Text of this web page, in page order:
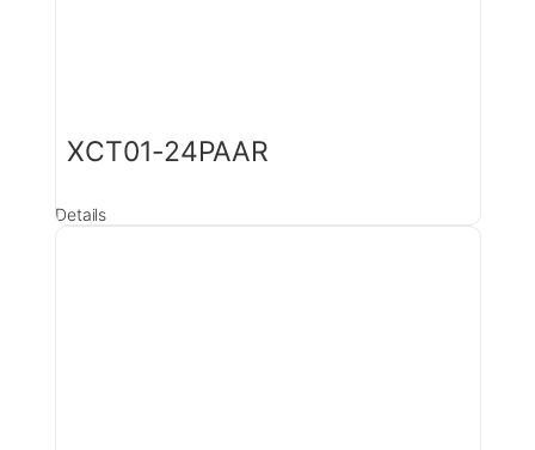
XCT01-24PAAR
Details